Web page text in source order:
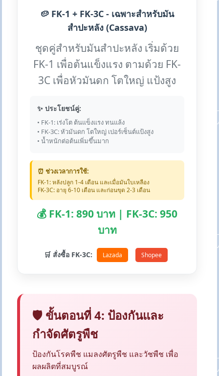
🥔 FK-1 + FK-3C - เฉพาะสำหรับมัน
สำปะหลัง (Cassava)
ชุดคู่สำหรับมันสำปะหลัง เริ่มด้วย
FK-1 เพื่อต้นแข็งแรง ตามด้วย FK-
3C เพื่อหัวมันดก โตใหญ่ แป้งสูง
✨ ประโยชน์คู่:
• FK-1: เร่งโต ต้นแข็งแรง ทนแล้ง
• FK-3C: หัวมันดก โตใหญ่ เปอร์เซ็นต์แป้งสูง
• น้ำหนักต่อต้นเพิ่มขึ้นมาก
⏰ ช่วงเวลาการใช้:
FK-1: หลังปลูก 1-4 เดือน และเมื่อมันใบเหลือง
FK-3C: อายุ 6-10 เดือน และก่อนขุด 2-3 เดือน
💰 FK-1: 890 บาท | FK-3C: 950
บาท
🛒 สั่งซื้อ FK-3C: Lazada Shopee
🛡️ ขั้นตอนที่ 4: ป้องกันและ
กำจัดศัตรูพืช
ป้องกันโรคพืช แมลงศัตรูพืช และวัชพืช เพื่อ
ผลผลิตที่สมบูรณ์